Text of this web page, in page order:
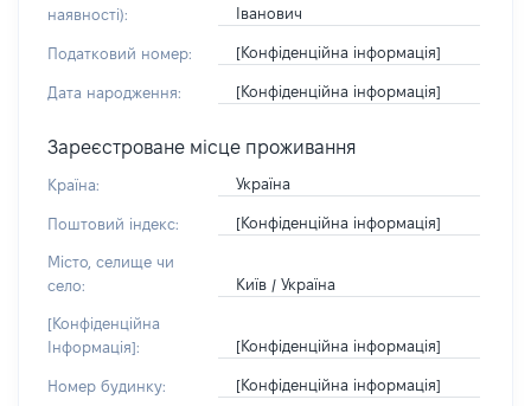
наявності):
Іванович
Податковий номер: [Конфіденційна інформація]
Дата народження: [Конфіденційна інформація]
Зареєстроване місце проживання
Країна: Україна
Поштовий індекс: [Конфіденційна інформація]
Місто, селище чи
село:
Київ / Україна
[Конфіденційна
Інформація]:
[Конфіденційна інформація]
Номер будинку: [Конфіденційна інформація]